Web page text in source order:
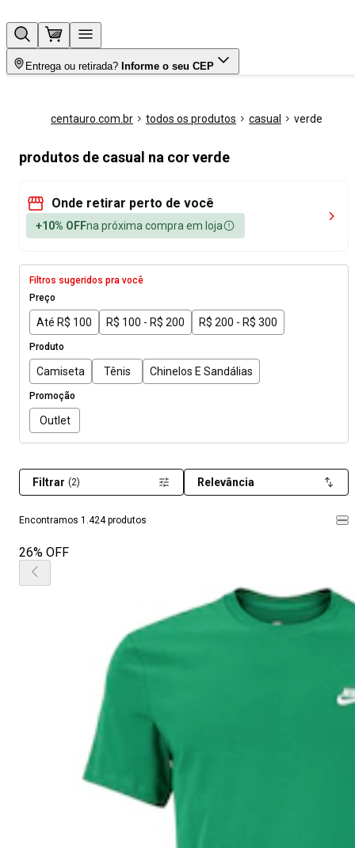
Entrega ou retirada? Informe o seu CEP
centauro.com.br todos os produtos casual verde
produtos de casual na cor verde
Onde retirar perto de você
+10% OFFna próxima compra em loja
Filtros sugeridos pra você
Preço
Até R$ 100 R$ 100 - R$ 200 R$ 200 - R$ 300
Produto
Camiseta Tênis Chinelos E Sandálias
Promoção
Outlet
Encontramos 1.424 produtos
Filtrar (2) Relevância
26% OFF